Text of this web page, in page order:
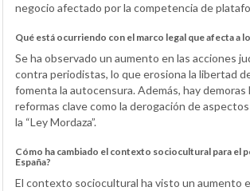
negocio afectado por la competencia de
Qué está ocurriendo con el marco legal que afecta a
Se ha observado un aumento en las acciones
contra periodistas, lo que erosiona la libertad
fomenta la autocensura. Además, hay demoras
reformas clave como la derogación de
la “Ley Mordaza”.
Cómo ha cambiado el contexto sociocultural para el
España?
El contexto sociocultural ha visto un aumento